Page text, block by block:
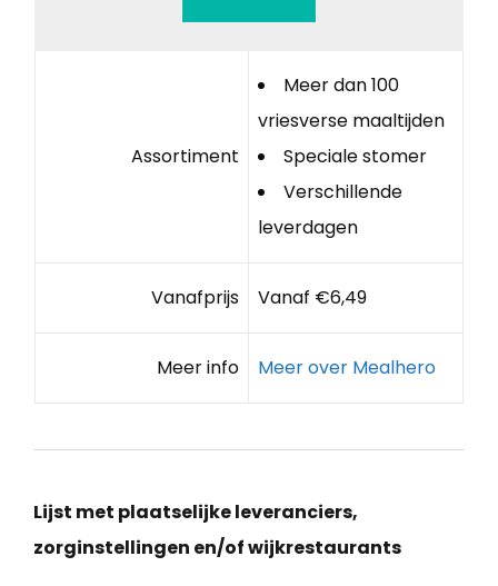
Assortiment
Meer dan 100
vriesverse maaltijden
Speciale stomer
Verschillende
leverdagen
Vanafprijs Vanaf €6,49
Meer info Meer over Mealhero
Lijst met plaatselijke leveranciers,
zorginstellingen en/of wijkrestaurants